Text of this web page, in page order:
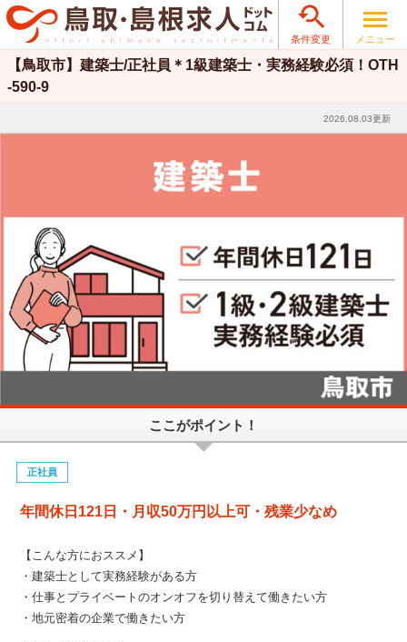

条件変更 メニュー
【鳥取市】建築士/正社員＊1級建築士・実務経験必須！OTH
-590-9
2026.08.03更新
ここがポイント！
正社員
年間休日121日・月収50万円以上可・残業少なめ
【こんな方におススメ】
・建築士として実務経験がある方
・仕事とプライベートのオンオフを切り替えて働きたい方
・地元密着の企業で働きたい方